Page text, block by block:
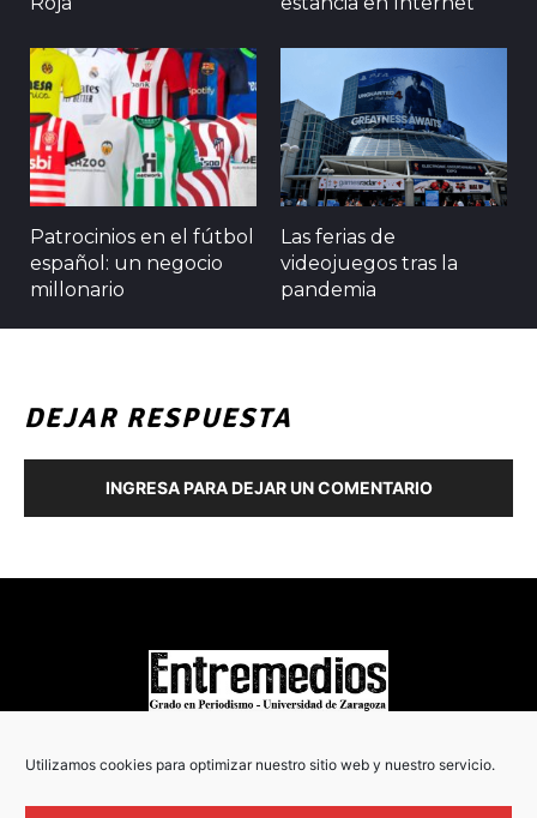
Utilizamos cookies para optimizar nuestro sitio web y nuestro servicio.
Patrocinios en el fútbol
español: un negocio
millonario
Las ferias de
videojuegos tras la
pandemia
DEJAR RESPUESTA
INGRESA PARA DEJAR UN COMENTARIO